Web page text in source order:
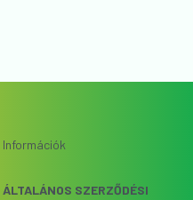
Információk
ÁLTALÁNOS SZERZŐDÉSI